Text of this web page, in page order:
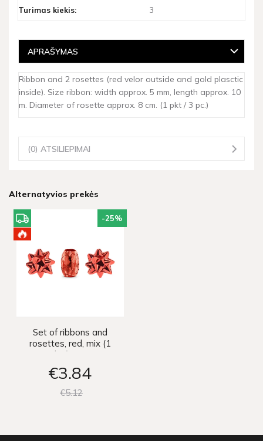
Turimas kiekis: 3
APRAŠYMAS
Ribbon and 2 rosettes (red velor outside and gold plasctic
inside). Size ribbon: width approx. 5 mm, length approx. 10
m. Diameter of rosette approx. 8 cm. (1 pkt / 3 pc.)
(0) ATSILIEPIMAI
Alternatyvios prekės
-25%
Set of ribbons and
rosettes, red, mix (1
pkt / 3 pc.)
€3 84
€512